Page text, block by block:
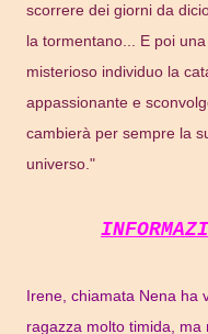
scorrere dei giorni da
la tormentano... E poi
misterioso individuo la
appassionante e
cambierà per sempre la
universo."
Irene, chiamata Nena ha
ragazza molto timida, ma